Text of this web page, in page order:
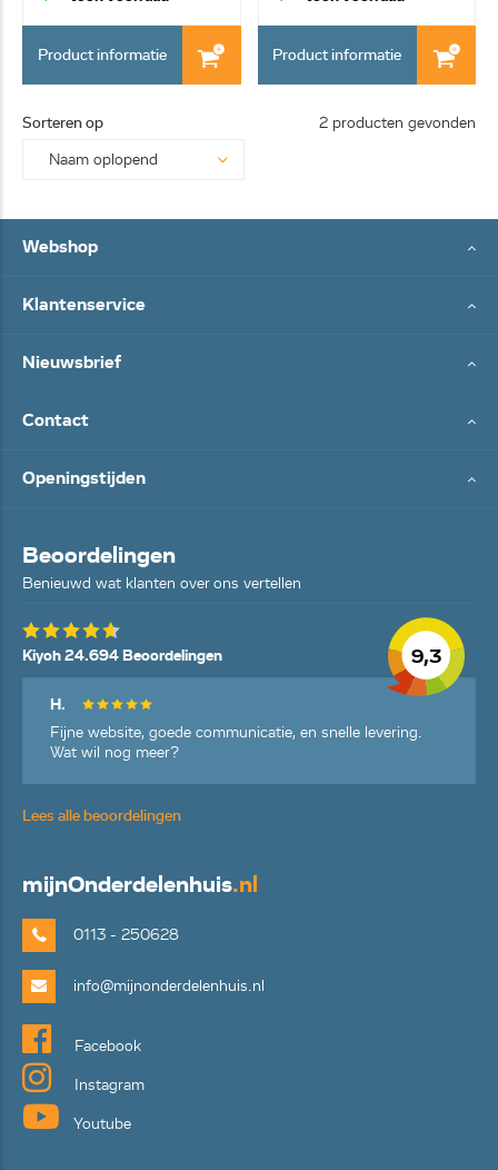
Product informatie Product informatie
Sorteren op 2 producten gevonden
Webshop
Klantenservice
Nieuwsbrief
Contact
Openingstijden
Beoordelingen
Benieuwd wat klanten over ons vertellen
9,3
Kiyoh 24.694 Beoordelingen
H.
Fijne website, goede communicatie, en snelle levering.
Wat wil nog meer?
Lees alle beoordelingen
mijnOnderdelenhuis.nl
0113 - 250628
info@mijnonderdelenhuis.nl
Facebook
Instagram
Youtube